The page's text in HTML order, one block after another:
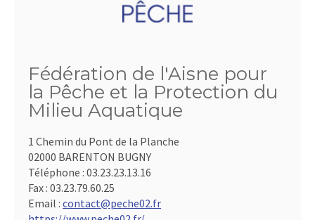
Fédération de l'Aisne pour
la Pêche et la Protection du
Milieu Aquatique
1 Chemin du Pont de la Planche
02000 BARENTON BUGNY
Téléphone : 03.23.23.13.16
Fax : 03.23.79.60.25
Email : contact@peche02.fr